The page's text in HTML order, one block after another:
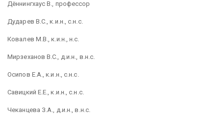
Дённингхаус В., профессор
Дударев В.С., к.и.н., с.н.с.
Ковалев М.В., к.и.н., н.с.
Мирзеханов В.С., д.и.н., в.н.с.
Осипов Е.А., к.и.н., с.н.с.
Савицкий Е.Е., к.и.н., с.н.с.
Чеканцева З.А., д.и.н., в.н.с.